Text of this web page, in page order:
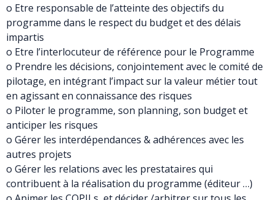
o Etre responsable de l’atteinte des objectifs du
programme dans le respect du budget et des délais
impartis
o Etre l’interlocuteur de référence pour le Programme
o Prendre les décisions, conjointement avec le comité de
pilotage, en intégrant l’impact sur la valeur métier tout
en agissant en connaissance des risques
o Piloter le programme, son planning, son budget et
anticiper les risques
o Gérer les interdépendances & adhérences avec les
autres projets
o Gérer les relations avec les prestataires qui
contribuent à la réalisation du programme (éditeur …)